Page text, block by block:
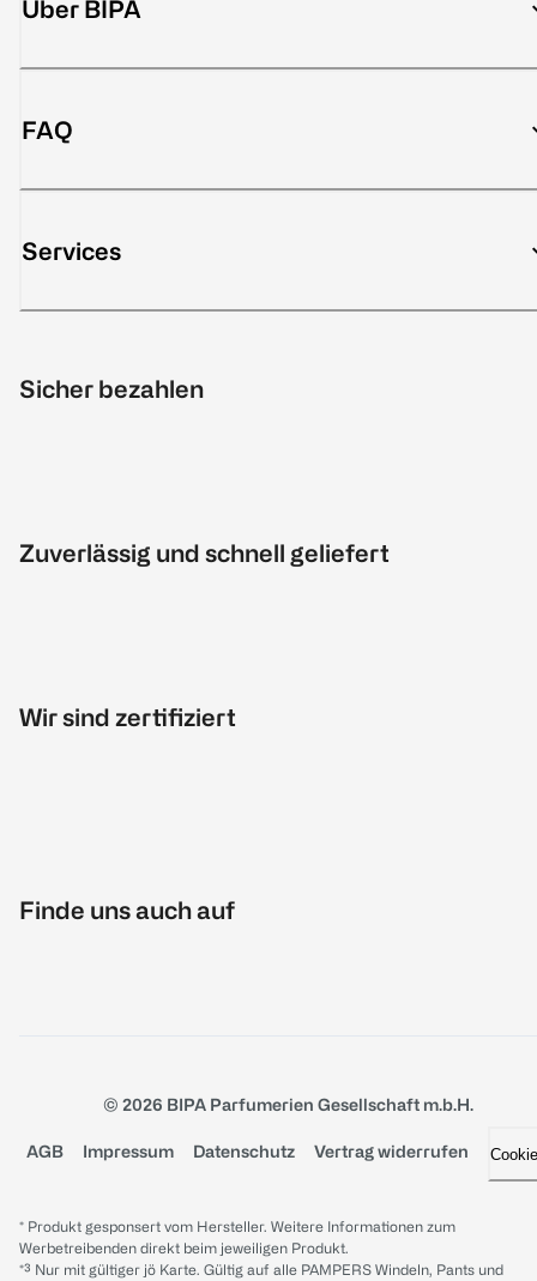
Über BIPA
FAQ
Services
Sicher bezahlen
Zuverlässig und schnell geliefert
Wir sind zertifiziert
Finde uns auch auf
© 2026 BIPA Parfumerien Gesellschaft m.b.H.
AGB Impressum Datenschutz Vertrag widerrufen
* Produkt gesponsert vom Hersteller. Weitere Informationen zum
Werbetreibenden direkt beim jeweiligen Produkt.
*³ Nur mit gültiger jö Karte. Gültig auf alle PAMPERS Windeln, Pants und